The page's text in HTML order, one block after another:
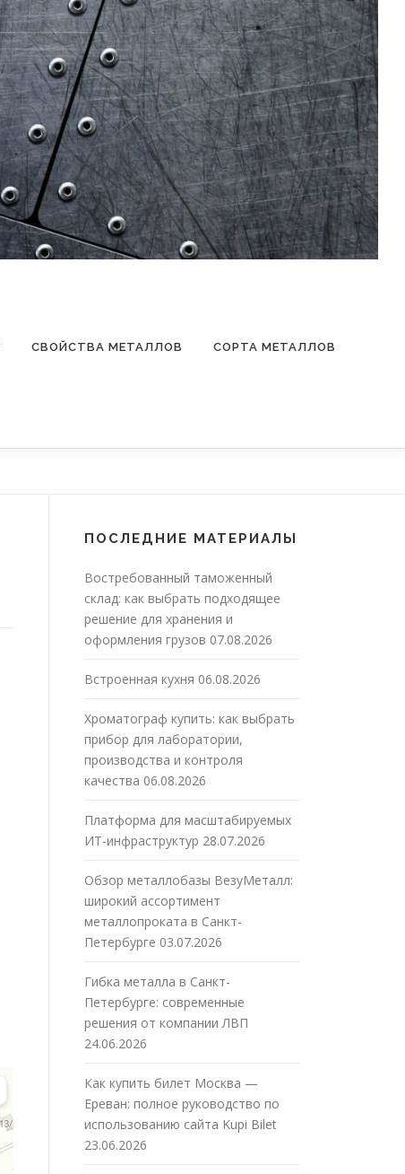
СВОЙСТВА МЕТАЛЛОВ СОРТА МЕТАЛЛОВ
ПОСЛЕДНИЕ МАТЕРИАЛЫ
Востребованный таможенный
склад: как выбрать подходящее
решение для хранения и
оформления грузов 07.08.2026
Встроенная кухня 06.08.2026
Хроматограф купить: как выбрать
прибор для лаборатории,
производства и контроля
качества 06.08.2026
Платформа для масштабируемых
ИТ-инфраструктур 28.07.2026
Обзор металлобазы ВезуМеталл:
широкий ассортимент
металлопроката в Санкт-
Петербурге 03.07.2026
Гибка металла в Санкт-
Петербурге: современные
решения от компании ЛВП
24.06.2026
Как купить билет Москва —
Ереван: полное руководство по
использованию сайта Kupi Bilet
23.06.2026